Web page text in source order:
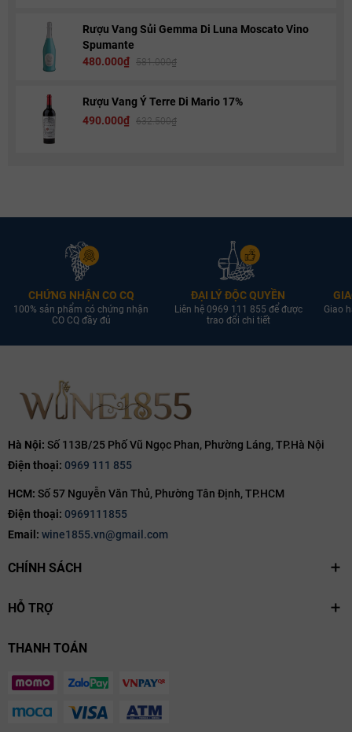
Rượu Vang Sủi Gemma Di Luna Moscato Vino
Spumante
480.000₫ 581.000₫
Rượu Vang Ý Terre Di Mario 17%
490.000₫ 632.500₫
CHỨNG NHẬN CO CQ
100% sản phẩm có chứng nhận
CO CQ đầy đủ
ĐẠI LÝ ĐỘC QUYỀN
Liên hệ 0969 111 855 để được
trao đổi chi tiết
Giao
Hà Nội: Số 113B/25 Phố Vũ Ngọc Phan, Phường Láng, TP.Hà Nội
Điện thoại: 0969 111 855
HCM: Số 57 Nguyễn Văn Thủ, Phường Tân Định, TP.HCM
Điện thoại: 0969111855
Email: wine1855.vn@gmail.com
CHÍNH SÁCH
HỖ TRỢ
THANH TOÁN